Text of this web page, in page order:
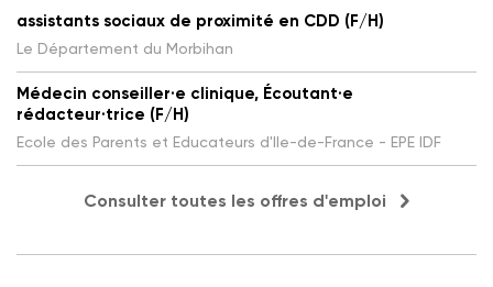
assistants sociaux de proximité en CDD (F/H)
Le Département du Morbihan
Médecin conseiller·e clinique, Écoutant·e
rédacteur·trice (F/H)
Ecole des Parents et Educateurs d'Ile-de-France - EPE IDF
Consulter toutes les offres d'emploi